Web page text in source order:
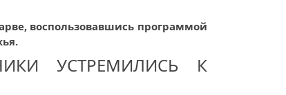
воспользовавшись программой
УСТРЕМИЛИСЬ К